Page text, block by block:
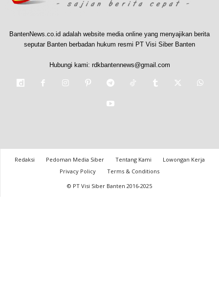
BantenNews.co.id adalah website media online yang menyajikan berita
seputar Banten berbadan hukum resmi PT Visi Siber Banten
Hubungi kami: rdkbantennews@gmail.com
Redaksi Pedoman Media Siber Tentang Kami
Lowongan Kerja
Privacy Policy
Terms & Conditions
© PT Visi Siber Banten 2016-2025